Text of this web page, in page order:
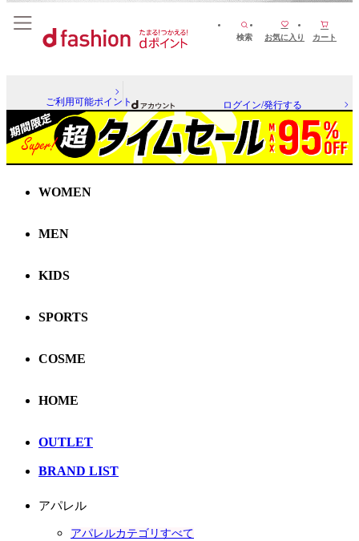
検索 お気に入り カート
ご利用可能ポイント ログイン/発行する
WOMEN
MEN
KIDS
SPORTS
COSME
HOME
OUTLET
BRAND LIST
アパレル
アパレルカテゴリすべて